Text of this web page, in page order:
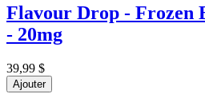
Flavour Drop - Frozen
- 20mg
39,99 $
Ajouter